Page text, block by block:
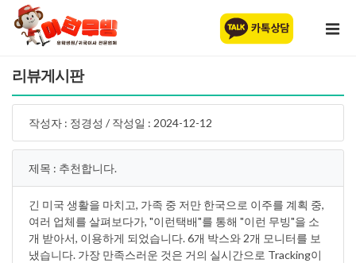
리뷰게시판
작성자 : 정경성 / 작성일 : 2024-12-12
제목 : 추천합니다.
긴 미국 생활을 마치고, 가족 중 저만 한국으로 이주를 계획 중,
여러 업체를 살펴보다가, "이런택배"를 통해 "이런 무빙"을 소
개 받아서, 이용하게 되었습니다. 6개 박스와 2개 모니터를 보
냈습니다. 가장 만족스러운 것은 거의 실시간으로 Tracking이